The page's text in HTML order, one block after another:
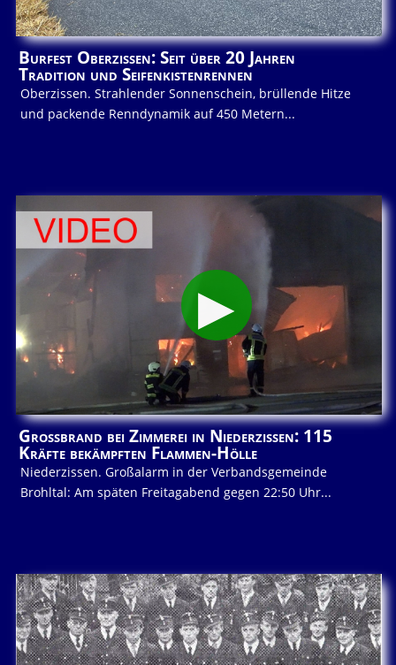
Burfest Oberzissen: Seit über 20 Jahren
Tradition und Seifenkistenrennen
Oberzissen. Strahlender Sonnenschein, brüllende Hitze
und packende Renndynamik auf 450 Metern...
Großbrand bei Zimmerei in Niederzissen: 115
Kräfte bekämpften Flammen-Hölle
Niederzissen. Großalarm in der Verbandsgemeinde
Brohltal: Am späten Freitagabend gegen 22:50 Uhr...